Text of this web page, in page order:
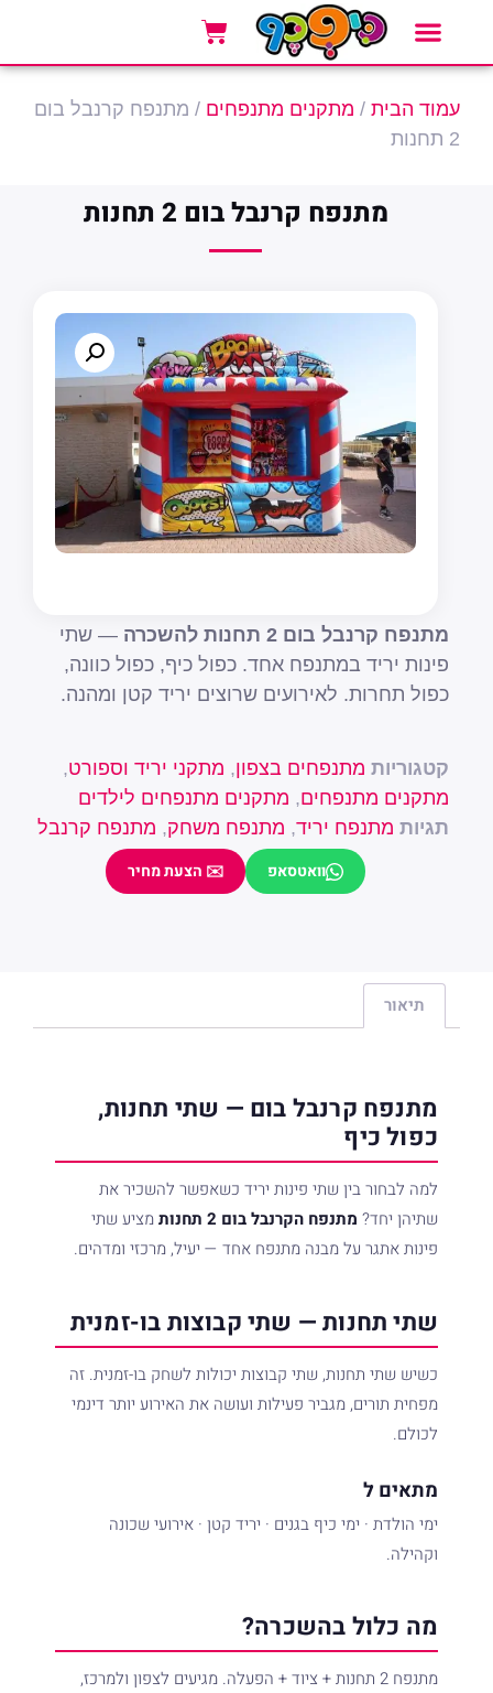
עמוד הבית / מתקנים מתנפחים / מתנפח קרנבל בום
2 תחנות
מתנפח קרנבל בום 2 תחנות
מתנפח קרנבל בום 2 תחנות להשכרה
— שתי
פינות יריד במתנפח אחד. כפול כיף, כפול כוונה,
כפול תחרות. לאירועים שרוצים יריד קטן ומהנה.
קטגוריות מתנפחים בצפון, מתקני יריד וספורט,
מתקנים מתנפחים, מתקנים מתנפחים לילדים
תגיות מתנפח יריד, מתנפח משחק, מתנפח קרנבל
וואטסאפ ✉️ הצעת מחיר
טלפון
תיאור
מתנפח קרנבל בום — שתי תחנות,
כפול כיף
למה לבחור בין שתי פינות יריד כשאפשר להשכיר את
שתיהן יחד? מתנפח הקרנבל בום 2 תחנות
מציע שתי
פינות אתגר על מבנה מתנפח אחד — יעיל, מרכזי ומדהים.
שתי תחנות — שתי קבוצות בו-זמנית
כשיש שתי תחנות, שתי קבוצות יכולות לשחק בו-זמנית. זה
מפחית תורים, מגביר פעילות ועושה את האירוע יותר דינמי
לכולם.
מתאים ל
ימי הולדת · ימי כיף בגנים · יריד קטן · אירועי שכונה
וקהילה.
מה כלול בהשכרה?
מתנפח 2 תחנות + ציוד + הפעלה. מגיעים לצפון ולמרכז,